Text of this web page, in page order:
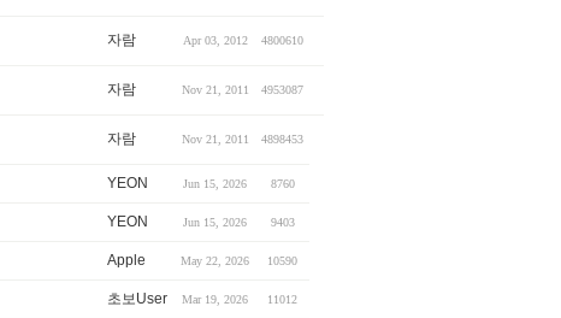
자람 Apr 03, 2012 4800610
자람 Nov 21, 2011 4953087
자람 Nov 21, 2011 4898453
YEON Jun 15, 2026 8760
YEON Jun 15, 2026 9403
Apple May 22, 2026 10590
초보User Mar 19, 2026 11012